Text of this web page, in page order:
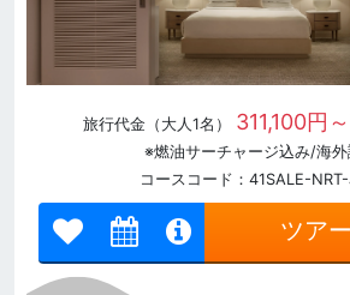
旅行代金（大人1名） 311,100円
※燃油サーチャージ込み/海外
コースコード：41SALE-
ツア